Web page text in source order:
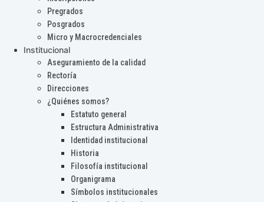
Pregrados
Posgrados
Micro y Macrocredenciales
Institucional
Aseguramiento de la calidad
Rectoría
Direcciones
¿Quiénes somos?
Estatuto general
Estructura Administrativa
Identidad institucional
Historia
Filosofía institucional
Organigrama
Símbolos institucionales